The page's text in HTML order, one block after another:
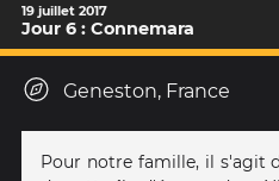
19 juillet 2017
Jour 6 : Connemara
Geneston, France
Pour notre famille, il s'agit